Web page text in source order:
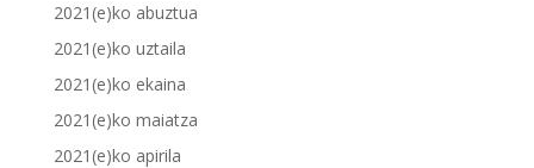
2021(e)ko abuztua
2021(e)ko uztaila
2021(e)ko ekaina
2021(e)ko maiatza
2021(e)ko apirila